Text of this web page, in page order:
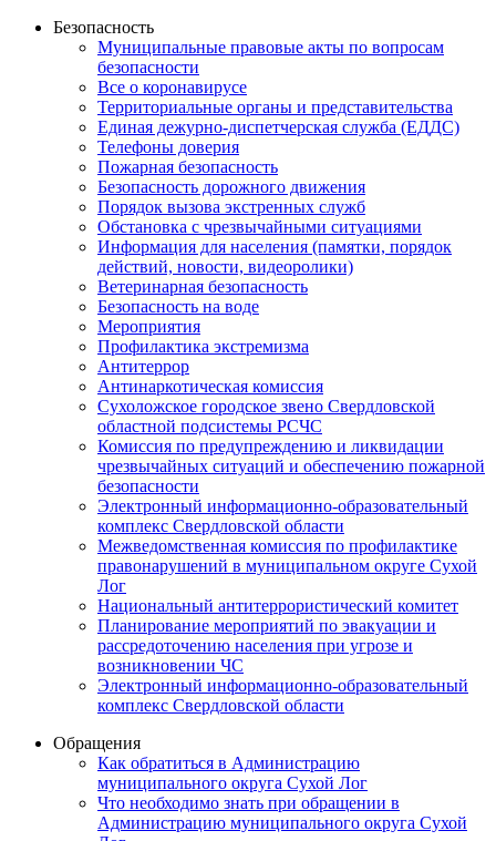
Безопасность
Муниципальные правовые акты по вопросам
безопасности
Все о коронавирусе
Территориальные органы и представительства
Единая дежурно-диспетчерская служба (ЕДДС)
Телефоны доверия
Пожарная безопасность
Безопасность дорожного движения
Порядок вызова экстренных служб
Обстановка с чрезвычайными ситуациями
Информация для населения (памятки, порядок
действий, новости, видеоролики)
Ветеринарная безопасность
Безопасность на воде
Мероприятия
Профилактика экстремизма
Антитеррор
Антинаркотическая комиссия
Сухоложское городское звено Свердловской
областной подсистемы РСЧС
Комиссия по предупреждению и ликвидации
чрезвычайных ситуаций и обеспечению пожарной
безопасности
Электронный информационно-образовательный
комплекс Cвердловской области
Межведомственная комиссия по профилактике
правонарушений в муниципальном округе Сухой
Лог
Национальный антитеррористический комитет
Планирование мероприятий по эвакуации и
рассредоточению населения при угрозе и
возникновении ЧС
Электронный информационно-образовательный
комплекс Свердловской области
Обращения
Как обратиться в Администрацию
муниципального округа Сухой Лог
Что необходимо знать при обращении в
Администрацию муниципального округа Сухой